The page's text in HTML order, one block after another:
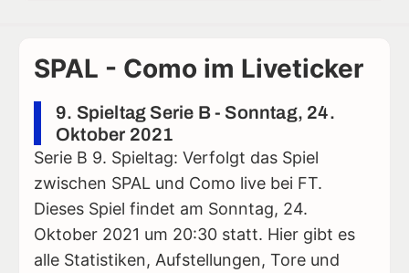
SPAL - Como im Liveticker
9. Spieltag Serie B - Sonntag, 24.
Oktober 2021
Serie B 9. Spieltag: Verfolgt das Spiel
zwischen SPAL und Como live bei FT.
Dieses Spiel findet am Sonntag, 24.
Oktober 2021 um 20:30 statt. Hier gibt es
alle Statistiken, Aufstellungen, Tore und